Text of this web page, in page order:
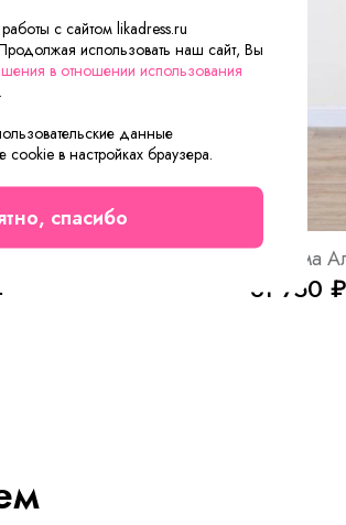
Пижама мужская Комфорт Б Арт. 5549 Пижама
от 750 ₽
с сайтом likadress.ru
использовать наш сайт, Вы
в отношении использования
.
данные
cookie в настройках браузера.
спасибо